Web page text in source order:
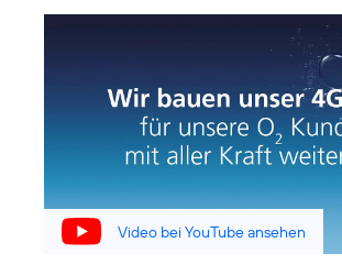
Video bei YouTube ansehen